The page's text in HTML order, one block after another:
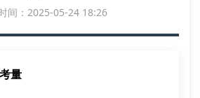
间：2025-05-24 18:26
量